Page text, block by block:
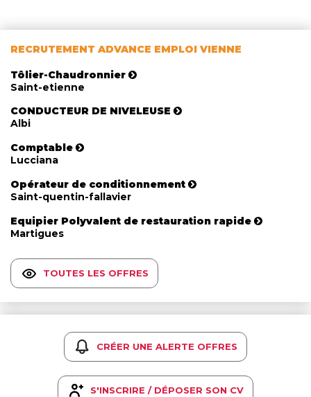
RECRUTEMENT ADVANCE EMPLOI VIENNE
Tôlier-Chaudronnier
Saint-etienne
CONDUCTEUR DE NIVELEUSE
Albi
Comptable
Lucciana
Opérateur de conditionnement
Saint-quentin-fallavier
Equipier Polyvalent de restauration rapide
Martigues
TOUTES LES OFFRES
CRÉER UNE ALERTE OFFRES
S'INSCRIRE / DÉPOSER SON CV